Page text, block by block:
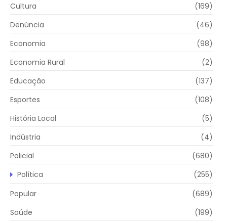
Cultura
(169)
Denúncia
(46)
Economia
(98)
Economia Rural
(2)
Educação
(137)
Esportes
(108)
História Local
(5)
Indústria
(4)
Policial
(680)
Política
(255)
Popular
(689)
Saúde
(199)